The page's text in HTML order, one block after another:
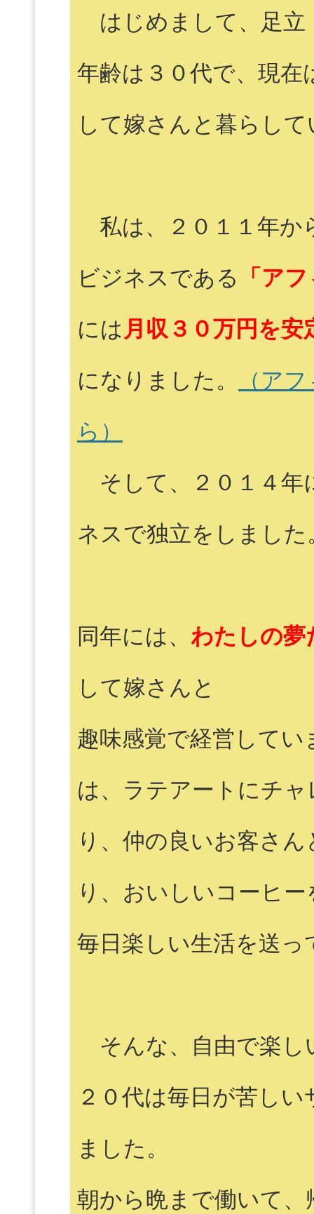
はじめまして、足
年齢は３０代で、現在
して嫁さんと暮らし
私は、２０１１年か
ビジネスである 「ア
には月収３０万円を安
になりました。
（ア
ら）
そして、２０１４年
ネスで独立をしました
同年には、 わたしの夢
して嫁さんと
趣味感覚で経営して
は、ラテアートにチ
り、仲の良いお客さ
り、おいしいコーヒ
毎日楽しい生活を送
そんな、自由で楽し
２０代は毎日が苦し
ました。
朝から晩まで働いて